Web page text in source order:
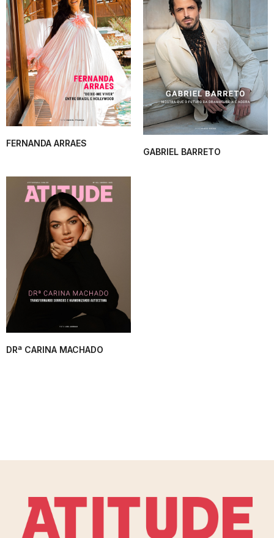
FERNANDA ARRAES
GABRIEL BARRETO
DRª CARINA MACHADO